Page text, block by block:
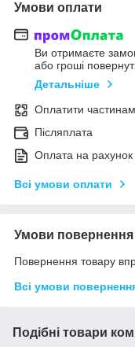
Умови оплати
Ви отримаєте
або гроші
Детальніше
Оплатити
Післяплата
Оплата на рахунок
Всі умови оплати
Умови повернення
Повернення товару
Всі умови
Подібні товари